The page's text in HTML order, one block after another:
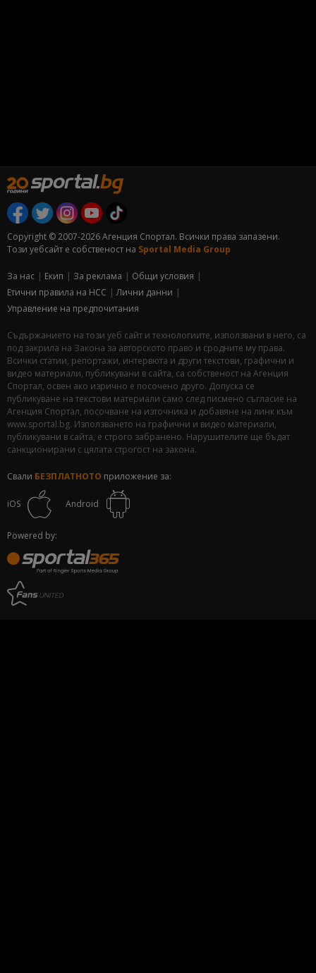
Copyright © 2007-2026 Агенция Спортал. Всички права запазени.
Този уебсайт е собственост на Sportal Media Group
За нас Екип За рекламa
Общи условия
Етични правила на НСС
Лични данни
Управление на предпочитания
Съдържанието на този уеб сайт и технологиите, използвани в него, са
под закрила на Закона за авторското право и сродните му права.
Всички статии, репортажи, интервюта и други текстови, графични и
видео материали, публикувани в сайта, са собственост на Агенция
Спортал, освен ако изрично е посочено друго. Допуска се
публикуване на текстови материали само след писмено съгласие на
Агенция Спортал, посочване на източника и добавяне на линк към
www.sportal.bg. Използването на графични и видео материали,
публикувани в сайта, е строго забранено. Нарушителите ще бъдат
санкционирани с цялата строгост на закона.
Свали БЕЗПЛАТНОТО приложение за:
iOS Android
Powered by: